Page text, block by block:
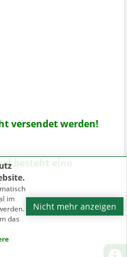
im
das
Nicht mehr anzeigen
versendet werden!
besteht eine